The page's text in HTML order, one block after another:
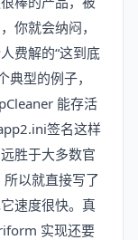
你就会纳闷，
费解的“这到底
型的例子，
能存活
签名这样
胜于大多数官
以就直接写了
速度很快。真
实现还要